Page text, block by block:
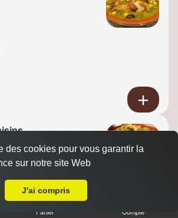
Panier Compte
des cookies pour vous garantir la
sur notre site Web
J'ai compris